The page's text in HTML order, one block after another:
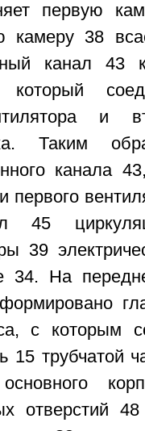
первую
камеру 38
канал 43
который
и
Таким
канала
первого
45
39
34. На
с которым
15 трубчатой
отверстий 48